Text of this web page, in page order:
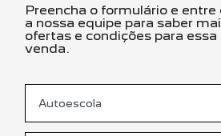
Preencha o formulário e
a nossa equipe para saber
ofertas e condições para
venda.